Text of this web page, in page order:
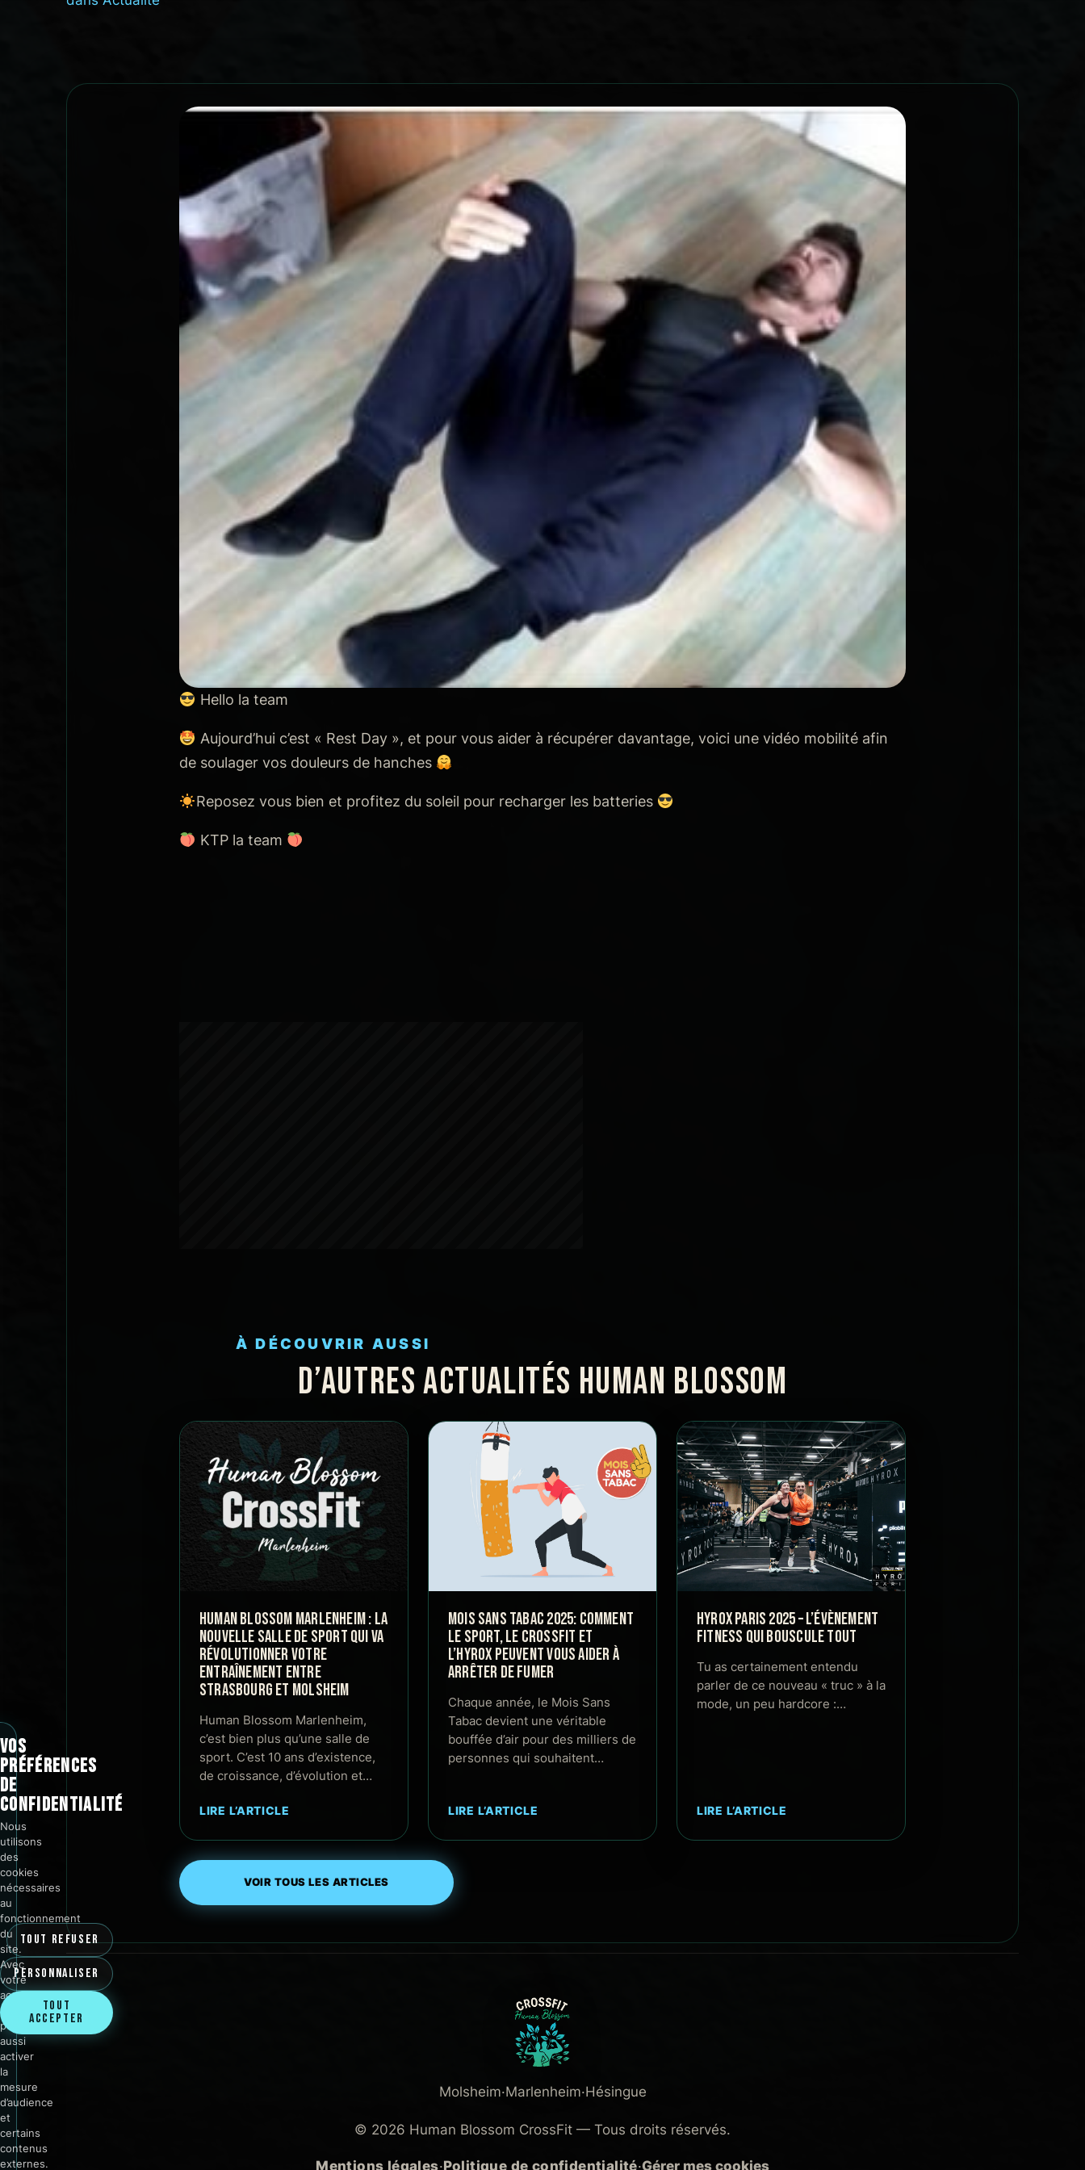
Hello la team
Aujourd’hui c’est « Rest Day », et pour vous aider à récupérer davantage, voici une vidéo mobilité afin
de soulager vos douleurs de hanches
Reposez vous bien et profitez du soleil pour recharger les batteries
KTP la team
À DÉCOUVRIR AUSSI
D’AUTRES ACTUALITÉS HUMAN BLOSSOM
HUMAN BLOSSOM MARLENHEIM : LA
NOUVELLE SALLE DE SPORT QUI VA
RÉVOLUTIONNER VOTRE
ENTRAÎNEMENT ENTRE
STRASBOURG ET MOLSHEIM
Human Blossom Marlenheim,
c’est bien plus qu’une salle de
sport. C’est 10 ans d’existence,
de croissance, d’évolution et…
LIRE L’ARTICLE
MOIS SANS TABAC 2025: COMMENT
LE SPORT, LE CROSSFIT ET
L’HYROX PEUVENT VOUS AIDER À
ARRÊTER DE FUMER
Chaque année, le Mois Sans
Tabac devient une véritable
bouffée d’air pour des milliers de
personnes qui souhaitent…
LIRE L’ARTICLE
HYROX PARIS 2025 – L’ÉVÈNEMENT
FITNESS QUI BOUSCULE TOUT
Tu as certainement entendu
parler de ce nouveau « truc » à la
mode, un peu hardcore :…
LIRE L’ARTICLE
VOIR TOUS LES ARTICLES
Molsheim·Marlenheim·Hésingue
© 2026 Human Blossom CrossFit — Tous droits réservés.
Mentions légales·Politique de confidentialité·Gérer mes cookies
VOS
PRÉFÉRENCES
DE
CONFIDENTIALITÉ
Nous
utilisons
des
cookies
nécessaires
au
fonctionnement
du
site.
Avec
votre
accord,
nous
pouvons
aussi
activer
la
mesure
d’audience
et
certains
contenus
externes.
TOUT REFUSER
PERSONNALISER
TOUT
ACCEPTER